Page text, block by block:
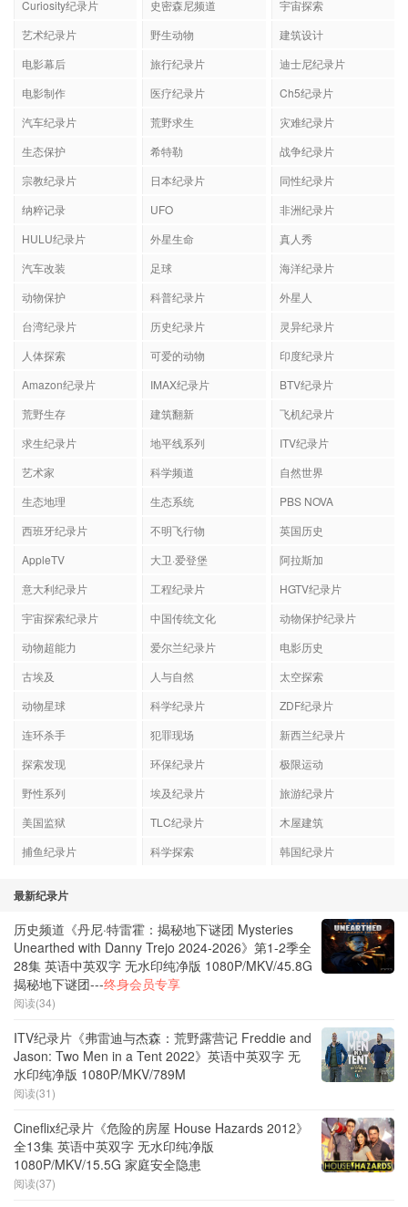
Curiosity纪录片 史密森尼频道
宇宙探索
艺术纪录片
野生动物
建筑设计
电影幕后
旅行纪录片
迪士尼纪录片
电影制作
医疗纪录片
Ch5纪录片
汽车纪录片
荒野求生
灾难纪录片
生态保护
希特勒
战争纪录片
宗教纪录片
日本纪录片
同性纪录片
纳粹记录
UFO
非洲纪录片
HULU纪录片
外星生命
真人秀
汽车改装
足球
海洋纪录片
动物保护
科普纪录片
外星人
台湾纪录片
历史纪录片
灵异纪录片
人体探索
可爱的动物
印度纪录片
Amazon纪录片
IMAX纪录片
BTV纪录片
荒野生存
建筑翻新
飞机纪录片
求生纪录片
地平线系列
ITV纪录片
艺术家
科学频道
自然世界
生态地理
生态系统
PBS NOVA
西班牙纪录片
不明飞行物
英国历史
AppleTV
大卫·爱登堡
阿拉斯加
意大利纪录片
工程纪录片
HGTV纪录片
宇宙探索纪录片
中国传统文化
动物保护纪录片
动物超能力
爱尔兰纪录片
电影历史
古埃及
人与自然
太空探索
动物星球
科学纪录片
ZDF纪录片
连环杀手
犯罪现场
新西兰纪录片
探索发现
环保纪录片
极限运动
野性系列
埃及纪录片
旅游纪录片
美国监狱
TLC纪录片
木屋建筑
捕鱼纪录片
科学探索 韩国纪录片
最新纪录片
历史频道《丹尼·特雷霍：揭秘地下谜团 Mysteries
Unearthed with Danny Trejo 2024-2026》第1-2季全
28集 英语中英双字 无水印纯净版 1080P/MKV/45.8G
揭秘地下谜团---终身会员专享
阅读(34)
ITV纪录片《弗雷迪与杰森：荒野露营记 Freddie and
Jason: Two Men in a Tent 2022》英语中英双字 无
水印纯净版 1080P/MKV/789M
阅读(31)
Cineflix纪录片《危险的房屋 House Hazards 2012》
全13集 英语中英双字 无水印纯净版
1080P/MKV/15.5G 家庭安全隐患
阅读(37)